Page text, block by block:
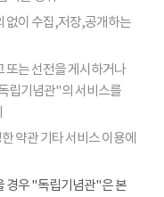
없이 수집,저장,공개하는
또는 선전을 게시하거나
립기념관"의 서비스를
약관 기타 서비스 이용에
경우 "독립기념관"은 본